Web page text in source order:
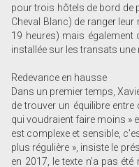
pour trois hôtels de bord de
Cheval Blanc) de ranger
19 heures) mais également
installée sur les transats
Redevance en hausse
Dans un premier temps,
de trouver un équilibre
qui voudraient faire moins »
est complexe et sensible,
plus régulière », insiste le
en 2017, le texte n’a pas